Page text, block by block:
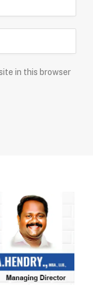
in this browser